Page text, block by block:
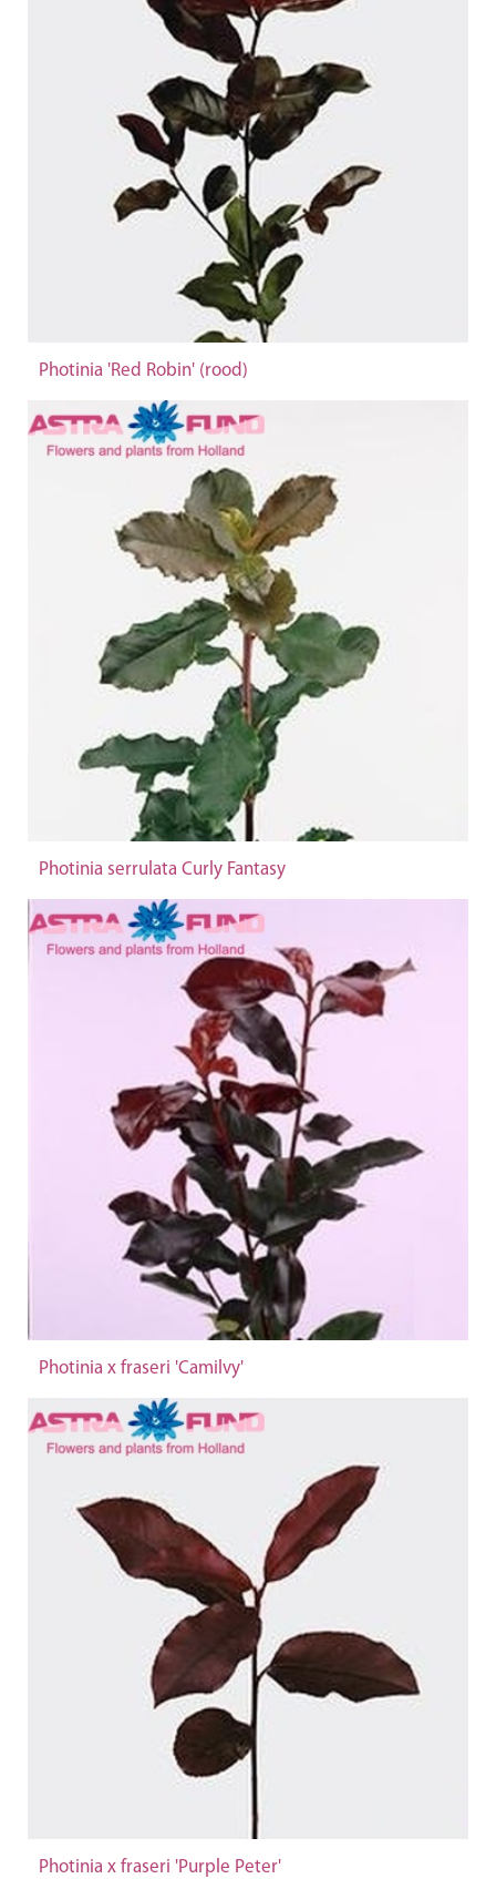
Photinia 'Red Robin' (rood)
Photinia serrulata Curly Fantasy
Photinia x fraseri 'Camilvy'
Photinia x fraseri 'Purple Peter'